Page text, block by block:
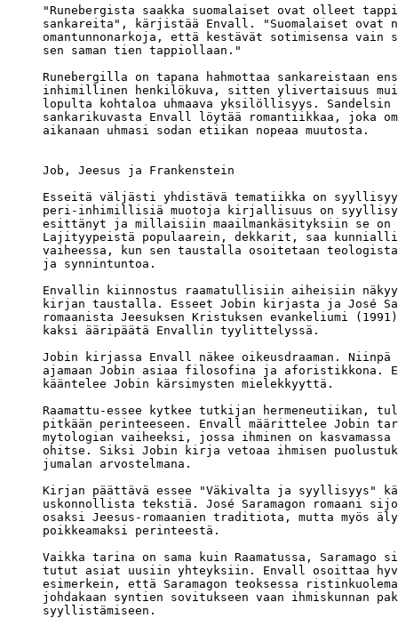
"Runebergista saakka suomalaiset ovat olleet
sankareita", kärjistää Envall. "Suomalaiset ovat
omantunnonarkoja, että kestävät sotimisensa
sen saman tien tappiollaan."
Runebergilla on tapana hahmottaa sankareistaan
inhimillinen henkilökuva, sitten ylivertaisuus
lopulta kohtaloa uhmaava yksilöllisyys.
sankarikuvasta Envall löytää romantiikkaa, joka
aikanaan uhmasi sodan etiikan nopeaa muutosta.
Job, Jeesus ja Frankenstein
Esseitä väljästi yhdistävä tematiikka on
peri-inhimillisiä muotoja kirjallisuus on
esittänyt ja millaisiin maailmankäsityksiin se on
Lajityypeistä populaarein, dekkarit, saa
vaiheessa, kun sen taustalla osoitetaan
ja synnintuntoa.
Envallin kiinnostus raamatullisiin aiheisiin
kirjan taustalla. Esseet Jobin kirjasta ja José
romaanista Jeesuksen Kristuksen evankeliumi
kaksi ääripäätä Envallin tyylittelyssä.
Jobin kirjassa Envall näkee oikeusdraaman.
ajamaan Jobin asiaa filosofina ja aforistikkona.
kääntelee Jobin kärsimysten mielekkyyttä.
Raamattu-essee kytkee tutkijan hermeneutiikan,
pitkään perinteeseen. Envall määrittelee Jobin
mytologian vaiheeksi, jossa ihminen on
ohitse. Siksi Jobin kirja vetoaa ihmisen
jumalan arvostelmana.
Kirjan päättävä essee "Väkivalta ja syyllisyys"
uskonnollista tekstiä. José Saramagon romaani
osaksi Jeesus-romaanien traditiota, mutta myös
poikkeamaksi perinteestä.
Vaikka tarina on sama kuin Raamatussa,
tutut asiat uusiin yhteyksiin. Envall osoittaa
esimerkein, että Saramagon teoksessa
johdakaan syntien sovitukseen vaan ihmiskunnan
syyllistämiseen.